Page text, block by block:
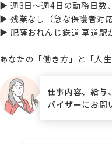
▶ 週3日〜週4日の勤務日数
▶ 残業なし（急な保護者対
▶ 肥薩おれんじ鉄道 草道駅
あなたの「働き方」と「人
仕事内容、給与
バイザーにお問